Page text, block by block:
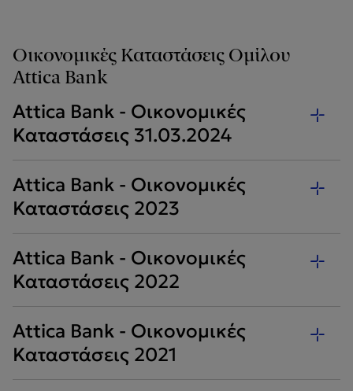
Οικονομικές Καταστάσεις Ομίλου
Attica Bank
Attica Bank - Οικονομικές
Καταστάσεις 31.03.2024
Attica Bank - Οικονομικές
Καταστάσεις 2023
Attica Bank - Οικονομικές
Καταστάσεις 2022
Attica Bank - Οικονομικές
Καταστάσεις 2021